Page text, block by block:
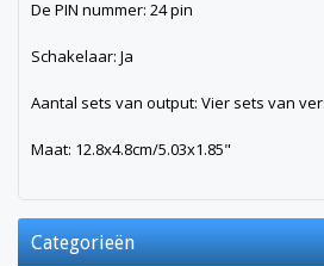
De PIN nummer: 24 pin
Schakelaar: Ja
Aantal sets van output: Vier sets van
Maat: 12.8x4.8cm/5.03x1.85"
Categorieën